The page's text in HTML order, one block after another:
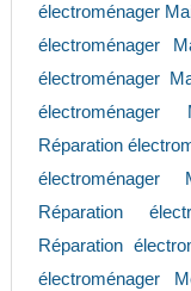
électroménager
électroménager
électroménager
électroménager
Réparation
électroménager
Réparation
Réparation
électroménager